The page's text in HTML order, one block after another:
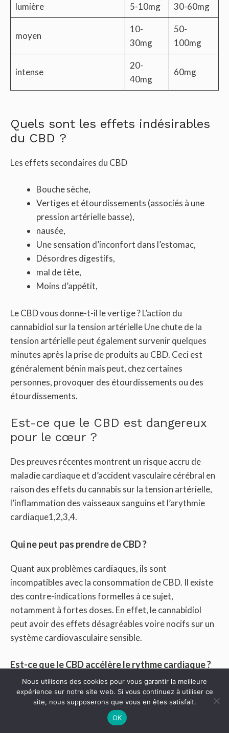
lumière 5-10mg 30-60mg
moyen
10-
30mg
50-
100mg
intense
20-
40mg
60mg
Quels sont les effets indésirables
du CBD ?
Les effets secondaires du CBD
Bouche sèche,
Vertiges et étourdissements (associés à une
pression artérielle basse),
nausée,
Une sensation d’inconfort dans l’estomac,
Désordres digestifs,
mal de tête,
Moins d’appétit,
Le CBD vous donne-t-il le vertige ? L’action du
cannabidiol sur la tension artérielle Une chute de la
tension artérielle peut également survenir quelques
minutes après la prise de produits au CBD. Ceci est
généralement bénin mais peut, chez certaines
personnes, provoquer des étourdissements ou des
étourdissements.
Est-ce que le CBD est dangereux
pour le cœur ?
Des preuves récentes montrent un risque accru de
maladie cardiaque et d’accident vasculaire cérébral en
raison des effets du cannabis sur la tension artérielle,
l’inflammation des vaisseaux sanguins et l’arythmie
cardiaque1,2,3,4.
Qui ne peut pas prendre de CBD ?
Quant aux problèmes cardiaques, ils sont
incompatibles avec la consommation de CBD. Il existe
des contre-indications formelles à ce sujet,
notamment à fortes doses. En effet, le cannabidiol
peut avoir des effets désagréables voire nocifs sur un
système cardiovasculaire sensible.
Est-ce que le CBD accélère le rythme cardiaque ?
Parmi ses effets sur le système cardiovasculaire, le
cannabis est connu pour augmenter la fréquence
cardiaque au repos, dilater les vaisseaux sanguins et
Nous utilisons des cookies pour vous garantir la meilleure
expérience sur notre site web. Si vous continuez à utiliser ce
site, nous supposerons que vous en êtes satisfait.
OK